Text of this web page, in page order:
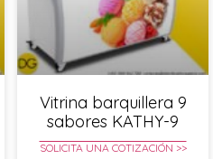
Vitrina barquillera 9
sabores KATHY-9
SOLICITA UNA COTIZACIÓN >>